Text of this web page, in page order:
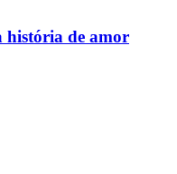
história de amor